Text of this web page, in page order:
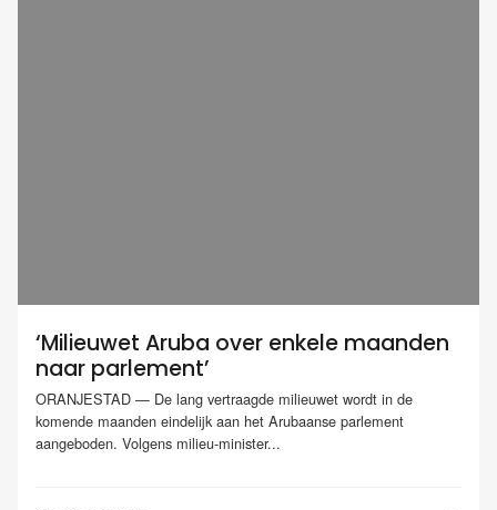
‘Milieuwet Aruba over enkele maanden
naar parlement’
ORANJESTAD — De lang vertraagde milieuwet wordt in de
komende maanden eindelijk aan het Arubaanse parlement
aangeboden. Volgens milieu-minister...